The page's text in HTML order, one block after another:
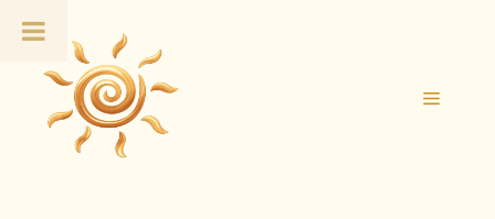
Inhalt
springen
Menü